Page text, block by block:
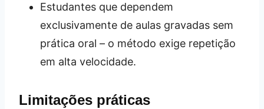
Estudantes que dependem
exclusivamente de aulas gravadas sem
prática oral – o método exige repetição
em alta velocidade.
Limitações práticas